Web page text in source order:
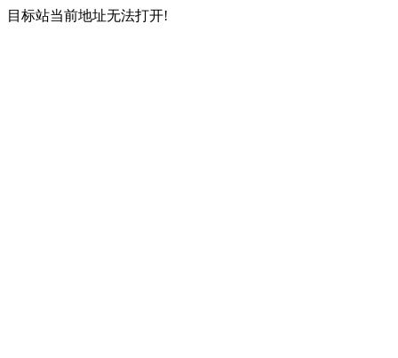
目标站当前地址无法打开!